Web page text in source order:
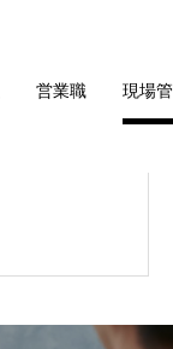
営業職 現場